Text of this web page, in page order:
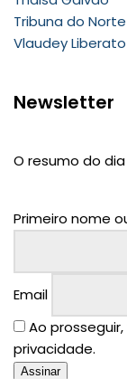
Tribuna do Norte
Vlaudey Liberato
Newsletter
O resumo do
Primeiro nome
Email
Ao
privacidade.